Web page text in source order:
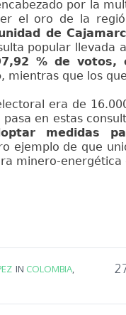
por la
el oro de la
de
popular llevada
% de votos,
, mientras que los
era de
en estas
medidas
ejemplo de que
minero-energética
IN COLOMBIA